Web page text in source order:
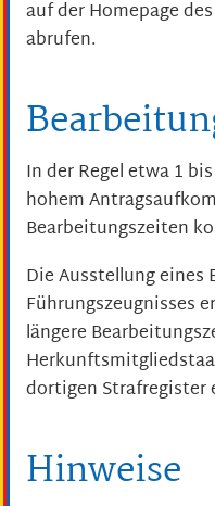
auf der Homepage
abrufen.
In der Regel etwa 1
hohem
Bearbeitungszeiten
Die Ausstellung eines
Führungszeugnisses
längere
dortigen Strafregister
Hinweise